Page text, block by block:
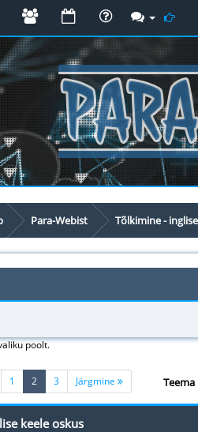
Para-Webist Tõlkimine -
poolt.
1 2 (current)
3 Järgmine
keele oskus